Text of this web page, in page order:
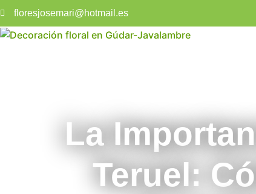
floresjosemari@hotmail.es
La
Teruel: